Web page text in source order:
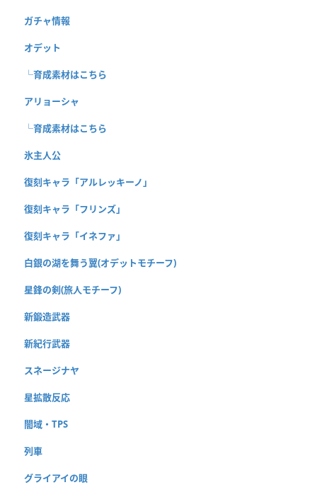
ガチャ情報
オデット
└育成素材はこちら
アリョーシャ
└育成素材はこちら
氷主人公
復刻キャラ「アルレッキーノ」
復刻キャラ「フリンズ」
復刻キャラ「イネファ」
白銀の湖を舞う翼(オデットモチーフ)
星鋒の剣(旅人モチーフ)
新鍛造武器
新紀行武器
スネージナヤ
星拡散反応
闇域・TPS
列車
グライアイの眼